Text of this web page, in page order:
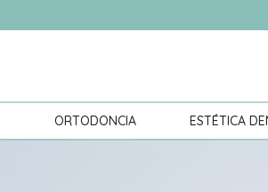
ORTODONCIA ESTÉTICA